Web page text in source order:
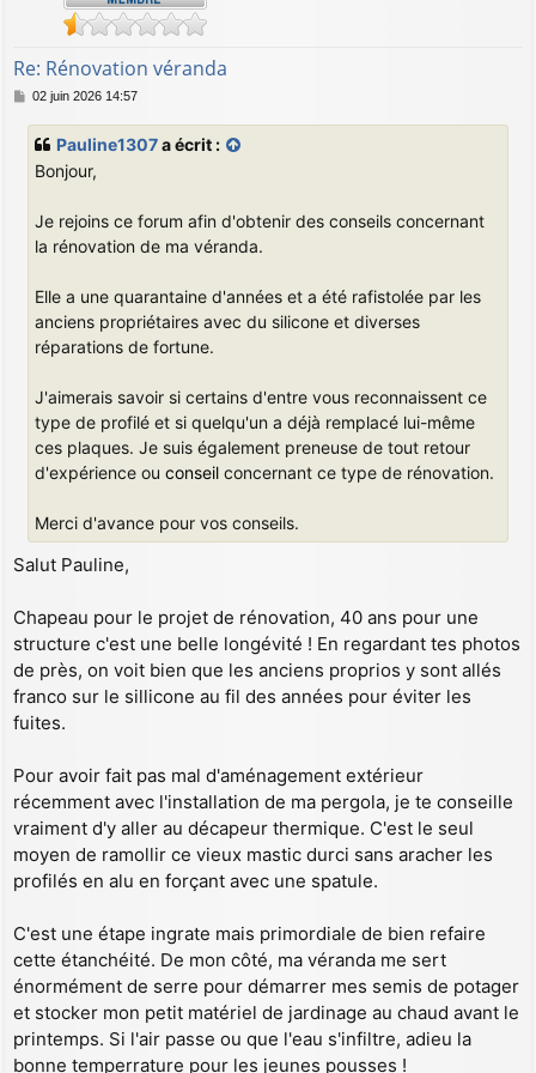
Re: Rénovation véranda
M
02 juin 2026 14:57
Pauline1307a écrit :
Bonjour,
Je rejoins ce forum afin d'obtenir des conseils concernant
la rénovation de ma véranda.
Elle a une quarantaine d'années et a été rafistolée par les
anciens propriétaires avec du silicone et diverses
réparations de fortune.
J'aimerais savoir si certains d'entre vous reconnaissent ce
type de profilé et si quelqu'un a déjà remplacé lui-même
ces plaques. Je suis également preneuse de tout retour
d'expérience ou conseil concernant ce type de rénovation.
Merci d'avance pour vos conseils.
Salut Pauline,
Chapeau pour le projet de rénovation, 40 ans pour une
structure c'est une belle longévité ! En regardant tes photos
de près, on voit bien que les anciens proprios y sont allés
franco sur le sillicone au fil des années pour éviter les
fuites.
Pour avoir fait pas mal d'aménagement extérieur
récemment avec l'installation de ma pergola, je te conseille
vraiment d'y aller au décapeur thermique. C'est le seul
moyen de ramollir ce vieux mastic durci sans aracher les
profilés en alu en forçant avec une spatule.
C'est une étape ingrate mais primordiale de bien refaire
cette étanchéité. De mon côté, ma véranda me sert
énormément de serre pour démarrer mes semis de potager
et stocker mon petit matériel de jardinage au chaud avant le
printemps. Si l'air passe ou que l'eau s'infiltre, adieu la
bonne temperrature pour les jeunes pousses !